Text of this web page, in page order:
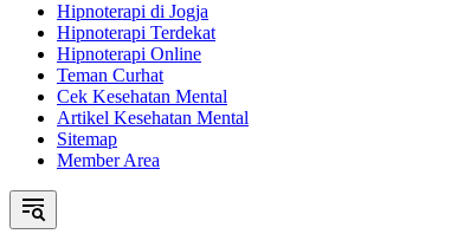
Hipnoterapi di Jogja
Hipnoterapi Terdekat
Hipnoterapi Online
Teman Curhat
Cek Kesehatan Mental
Artikel Kesehatan Mental
Sitemap
Member Area